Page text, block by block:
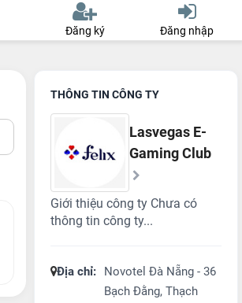
Đăng ký Đăng nhập
THÔNG TIN CÔNG TY
Lasvegas E-
Gaming Club
Giới thiệu công ty Chưa có
thông tin công ty...
Địa chỉ:
Novotel Đà Nẵng - 36
Bạch Đằng, Thạch